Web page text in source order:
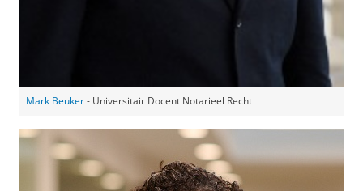
Mark Beuker- Universitair Docent Notarieel Recht